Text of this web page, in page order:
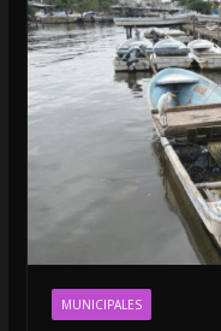
MUNICIPALES